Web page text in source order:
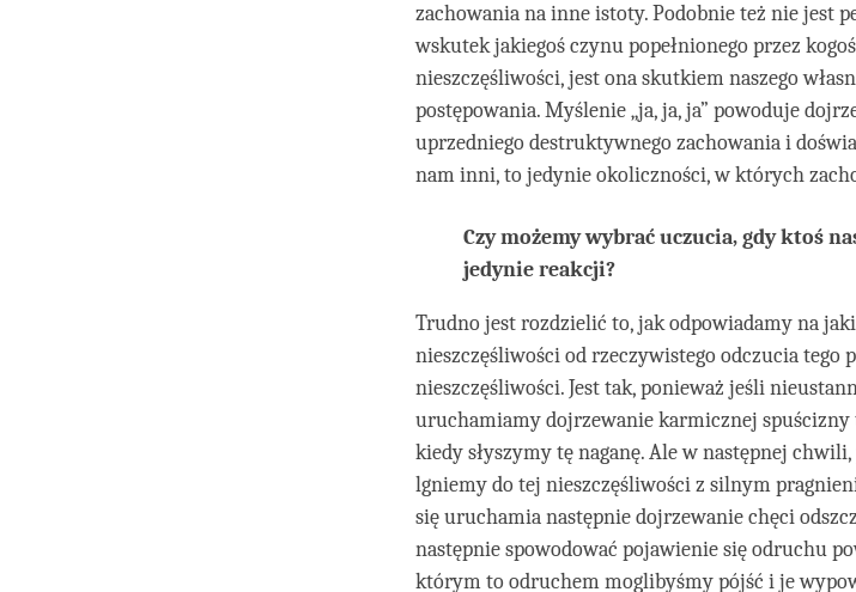
zachowania na inne istoty. Podobnie też nie jest
wskutek jakiegoś czynu popełnionego przez
nieszczęśliwości, jest ona skutkiem naszego
postępowania. Myślenie „ja, ja, ja” powoduje
uprzedniego destruktywnego zachowania i
nam inni, to jedynie okoliczności, w których
Czy możemy wybrać uczucia, gdy ktoś
jedynie reakcji?
Trudno jest rozdzielić to, jak odpowiadamy na
nieszczęśliwości od rzeczywistego odczucia tego
nieszczęśliwości. Jest tak, ponieważ jeśli
uruchamiamy dojrzewanie karmicznej spuścizny
kiedy słyszymy tę naganę. Ale w następnej chwili,
lgniemy do tej nieszczęśliwości z silnym
się uruchamia następnie dojrzewanie chęci
następnie spowodować pojawienie się odruchu
którym to odruchem moglibyśmy pójść i je